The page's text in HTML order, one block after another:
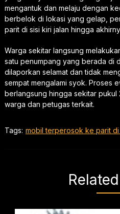
mengantuk dan melaju dengan
berbelok di lokasi yang gelap,
parit di sisi kiri jalan hingga
Warga sekitar langsung
satu penumpang yang berada di
dilaporkan selamat dan tidak
sempat mengalami syok. Proses
berlangsung hingga sekitar pukul
warga dan petugas terkait.
Tags: mobil terperosok ke parit di